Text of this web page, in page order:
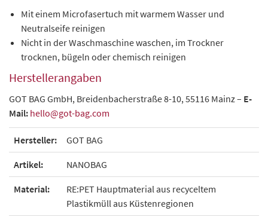
Mit einem Microfasertuch mit warmem Wasser und
Neutralseife reinigen
Nicht in der Waschmaschine waschen, im Trockner
trocknen, bügeln oder chemisch reinigen
Herstellerangaben
GOT BAG GmbH, Breidenbacherstraße 8-10, 55116 Mainz – E-
Mail: hello@got-bag.com
Hersteller: GOT BAG
Artikel: NANOBAG
Material:
RE:PET Hauptmaterial aus recyceltem
Plastikmüll aus Küstenregionen